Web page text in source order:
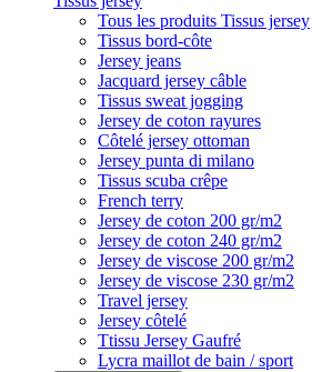
Tous les produits Tissus jersey
Tissus bord-côte
Jersey jeans
Jacquard jersey câble
Tissus sweat jogging
Jersey de coton rayures
Côtelé jersey ottoman
Jersey punta di milano
Tissus scuba crêpe
French terry
Jersey de coton 200 gr/m2
Jersey de coton 240 gr/m2
Jersey de viscose 200 gr/m2
Jersey de viscose 230 gr/m2
Travel jersey
Jersey côtelé
Ttissu Jersey Gaufré
Lycra maillot de bain / sport